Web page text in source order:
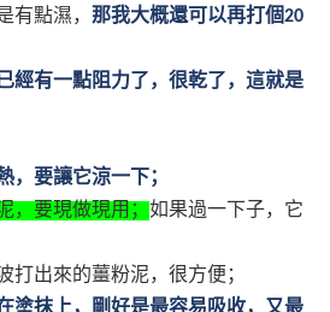
點濕， 那我大概還可以再打個20
經有一點阻力了，很乾了，這就是
要讓它涼一下；
，要現做現用；如果過一下子，它
出來的薑粉泥，很方便；
塗抹上，剛好是最容易吸收，又最